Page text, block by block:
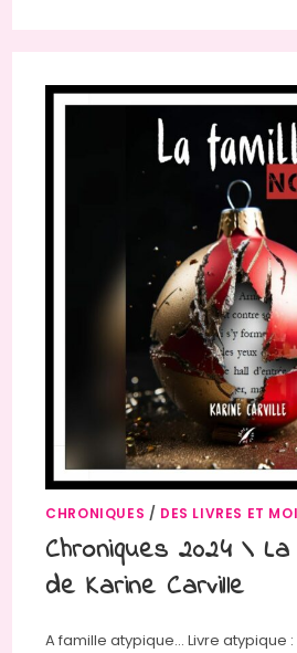
CHRONIQUES / DES LIVRES ET MOI
Chroniques 2024 \
de Karine Carville
A famille atypique… Livre atypique